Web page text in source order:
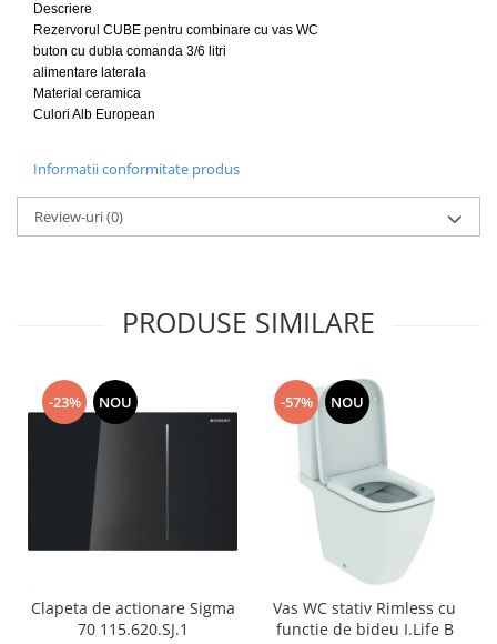
Descriere
Rezervorul CUBE pentru combinare cu vas WC
buton cu dubla comanda 3/6 litri
alimentare laterala
Material ceramica
Culori Alb European
Informatii conformitate produs
Review-uri(0)
PRODUSE SIMILARE
-23% NOU
Clapeta de actionare Sigma
70 115.620.SJ.1
-57% NOU
Vas WC stativ Rimless cu
functie de bideu I.Life B